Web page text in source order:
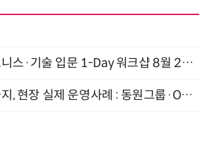
양자컴퓨팅 비즈니스·기술 입문 1-Day 워크샵 8월 28일 개최
B2B에서 B2C까지, 현장 실제 운영사례 : 동원그룹·OCI·다이닝브랜즈그룹·당근 (8/27)